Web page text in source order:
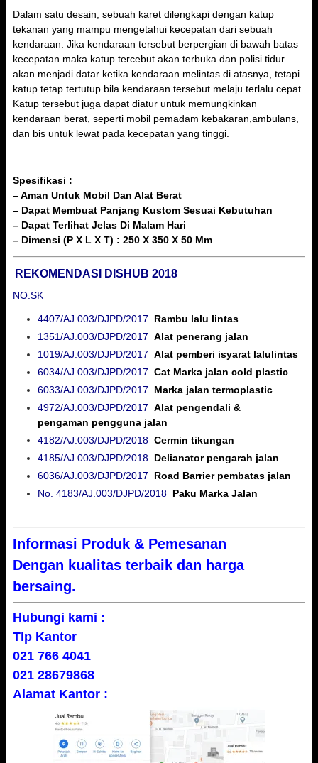
Dalam satu desain, sebuah karet dilengkapi dengan katup
tekanan yang mampu mengetahui kecepatan dari sebuah
kendaraan. Jika kendaraan tersebut berpergian di bawah batas
kecepatan maka katup tercebut akan terbuka dan polisi tidur
akan menjadi datar ketika kendaraan melintas di atasnya, tetapi
katup tetap tertutup bila kendaraan tersebut melaju terlalu cepat.
Katup tersebut juga dapat diatur untuk memungkinkan
kendaraan berat, seperti mobil pemadam kebakaran,ambulans,
dan bis untuk lewat pada kecepatan yang tinggi.
Spesifikasi :
– Aman Untuk Mobil Dan Alat Berat
– Dapat Membuat Panjang Kustom Sesuai Kebutuhan
– Dapat Terlihat Jelas Di Malam Hari
– Dimensi (P X L X T) : 250 X 350 X 50 Mm
REKOMENDASI DISHUB 2018
NO.SK
4407/AJ.003/DJPD/2017 Rambu lalu lintas
1351/AJ.003/DJPD/2017 Alat penerang jalan
1019/AJ.003/DJPD/2017 Alat pemberi isyarat lalulintas
6034/AJ.003/DJPD/2017 Cat Marka jalan cold plastic
6033/AJ.003/DJPD/2017 Marka jalan termoplastic
4972/AJ.003/DJPD/2017 Alat pengendali &
pengaman pengguna jalan
4182/AJ.003/DJPD/2018 Cermin tikungan
4185/AJ.003/DJPD/2018 Delianator pengarah jalan
6036/AJ.003/DJPD/2017 Road Barrier pembatas jalan
No. 4183/AJ.003/DJPD/2018 Paku Marka Jalan
Informasi Produk & Pemesanan
Dengan kualitas terbaik dan harga
bersaing.
Hubungi kami :
Tlp Kantor
021 766 4041
021 28679868
Alamat Kantor :